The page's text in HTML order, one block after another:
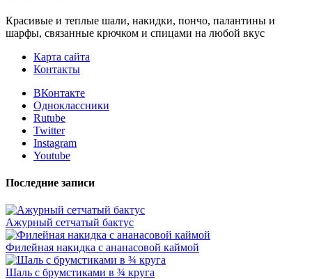
Красивые и теплые шали, накидки, пончо, палантины и
шарфы, связанные крючком и спицами на любой вкус
Карта сайта
Контакты
ВКонтакте
Одноклассники
Rutube
Twitter
Instagram
Youtube
Последние записи
Ажурный сетчатый бактус
Филейная накидка с ананасовой каймой
Шаль с брумстиками в ¾ круга